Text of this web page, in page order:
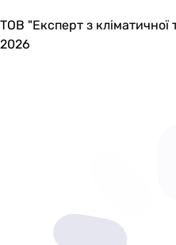
ТОВ "Експерт з
2026